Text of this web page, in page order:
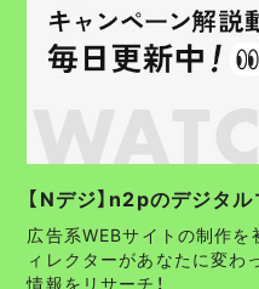
【Nデジ】n2pのデジタ
広告系WEBサイトの制作
ィレクターがあなたに変わ
情報をリサーチ！